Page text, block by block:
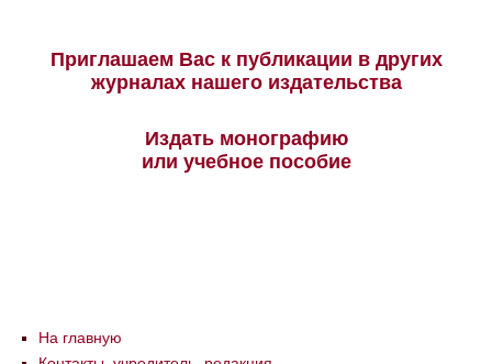
Приглашаем Вас к публикации в других
журналах нашего издательства
Издать монографию
или учебное пособие
На главную